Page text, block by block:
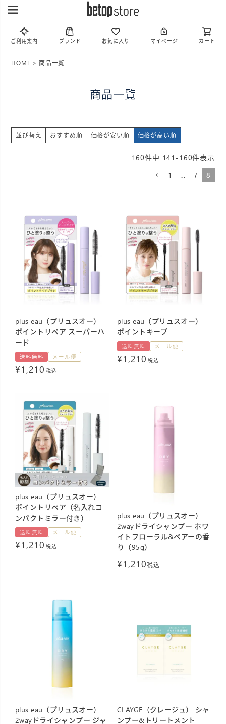
ご利用案内 ブランド お気に入り マイページ カート
HOME 商品一覧
商品一覧
並び替え おすすめ順 価格が安い順 価格が高い順
160件中 141 -160件表示
1
… 7 8
plus eau（プリュスオー）
ポイントリペア スーパーハ
ード
送料無料 メール便
¥1,210 税込
plus eau（プリュスオー）
ポイントキープ
送料無料 メール便
¥1,210 税込
plus eau（プリュスオー）
ポイントリペア（名入れコ
ンパクトミラー付き）
送料無料 メール便
¥1,210 税込
plus eau（プリュスオー）
2wayドライシャンプー ホワ
イトフローラル&ペアーの香
り（95g）
¥1,210税込
plus eau（プリュスオー）
2wayドライシャンプー ジャ
CLAYGE（クレージュ） シャ
ンプー&トリートメント